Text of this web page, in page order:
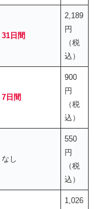
31日間
2,189
円
（税
込）
7日間
900
円
（税
込）
なし
550
円
（税
込）
1,026